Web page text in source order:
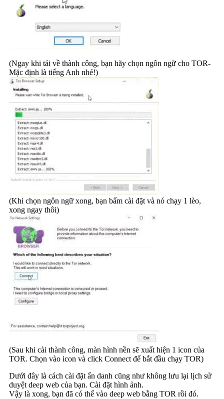
(Ngay khi tải về thành công, bạn hãy chọn ngôn ngữ cho TOR-
Mặc định là tiếng Anh nhé!)
(Khi chọn ngôn ngữ xong, bạn bấm cài đặt và nó chạy 1 lèo,
xong ngay thôi)
(Sau khi cài thành công, màn hình nền sẽ xuất hiện 1 icon của
TOR. Chọn vào icon và click Connect để bắt đầu chạy TOR)
Dưới đây là cách cài đặt ẩn danh cũng như không lưu lại lịch sử
duyệt deep web của bạn. Cài đặt hình ảnh.
Vậy là xong, bạn đã có thể vào deep web bằng TOR rồi đó.